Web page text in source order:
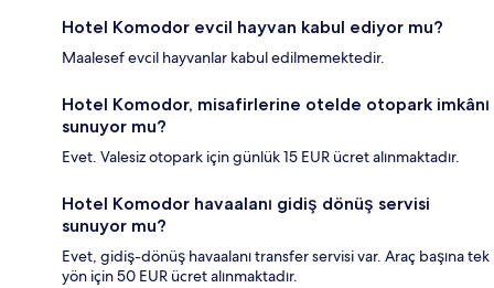
Hotel Komodor evcil hayvan kabul ediyor mu?
Maalesef evcil hayvanlar kabul edilmemektedir.
Hotel Komodor, misafirlerine otelde otopark imkânı
sunuyor mu?
Evet. Valesiz otopark için günlük 15 EUR ücret alınmaktadır.
Hotel Komodor havaalanı gidiş dönüş servisi
sunuyor mu?
Evet, gidiş-dönüş havaalanı transfer servisi var. Araç başına tek
yön için 50 EUR ücret alınmaktadır.